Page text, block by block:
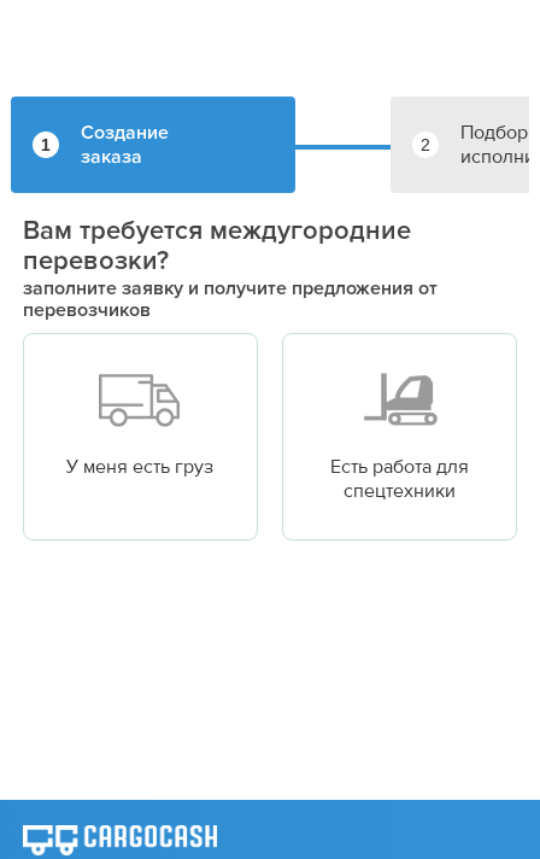
1
Создание
заказа
2
Подбор
Вам требуется междугородние
перевозки?
заполните заявку и получите предложения от
перевозчиков
У меня есть груз
Есть работа для
спецтехники